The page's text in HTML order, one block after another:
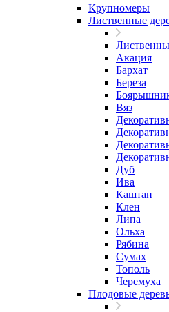
Крупномеры
Лиственные
Акация
Бархат
Береза
Вяз
Дуб
Ива
Каштан
Клен
Липа
Ольха
Рябина
Сумах
Тополь
Черемуха
Плодовые